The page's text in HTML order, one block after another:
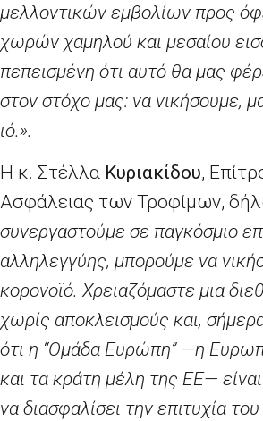
μελλοντικών εμβολίων προς
χωρών χαμηλού και μεσαίου
πεπεισμένη ότι αυτό θα μας
στον στόχο μας: να νικήσουμε,
ιό.».
Η κ. Στέλλα Κυριακίδου,
Ασφάλειας των Τροφίμων,
συνεργαστούμε σε παγκόσμιο
αλληλεγγύης, μπορούμε να
κορονοϊό. Χρειαζόμαστε μια
χωρίς αποκλεισμούς και,
ότι η “Ομάδα Ευρώπη” —η
και τα κράτη μέλη της ΕΕ—
να διασφαλίσει την επιτυχία του